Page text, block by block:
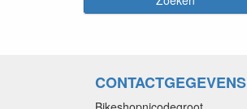
CONTACTGEGEVENS